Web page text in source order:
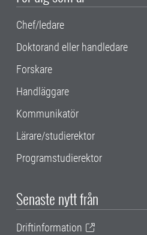
Chef/ledare
Doktorand eller handledare
Forskare
Handläggare
Kommunikatör
Lärare/studierektor
Programstudierektor
Senaste nytt från
Driftinformation